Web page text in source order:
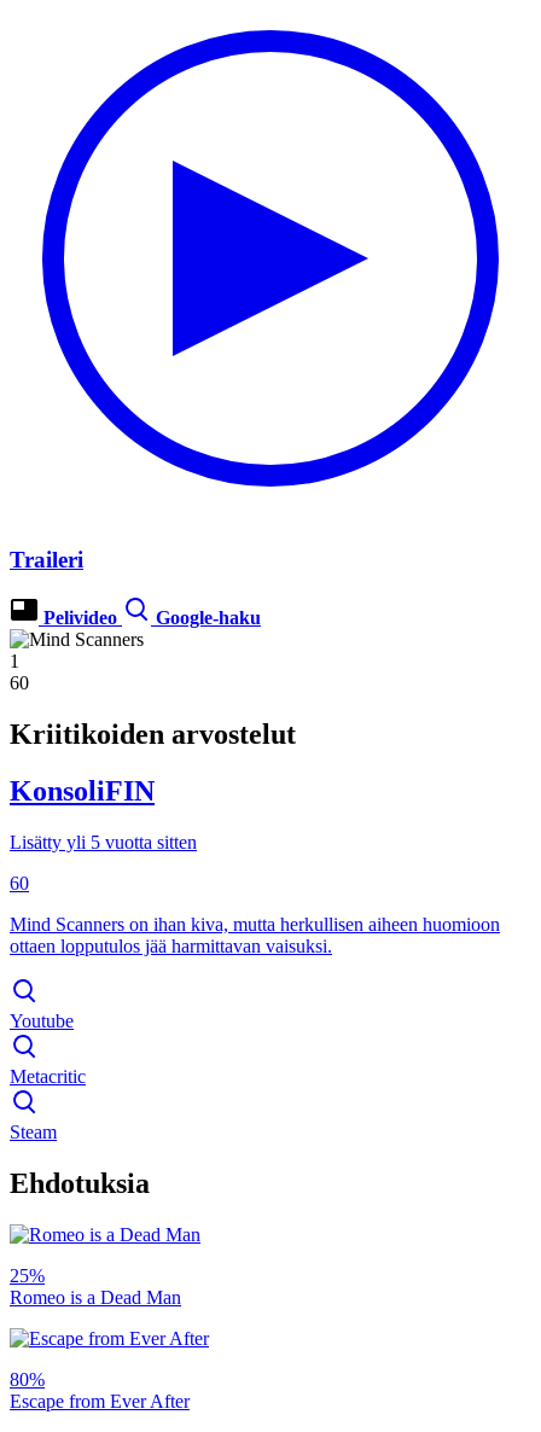
Traileri
Pelivideo Google-haku
1
60
Kriitikoiden arvostelut
KonsoliFIN
Lisätty yli 5 vuotta sitten
60
Mind Scanners on ihan kiva, mutta herkullisen aiheen huomioon
ottaen lopputulos jää harmittavan vaisuksi.
Youtube
Metacritic
Steam
Ehdotuksia
25%
Romeo is a Dead Man
80%
Escape from Ever After